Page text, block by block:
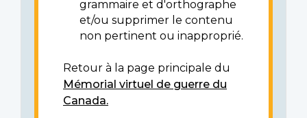
grammaire et d'orthographe
et/ou supprimer le contenu
non pertinent ou inapproprié.
Retour à la page principale du
Mémorial virtuel de guerre du
Canada.